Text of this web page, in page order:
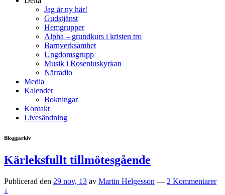
Jag är ny här!
Gudstjänst
Hemgrupper
Alpha – grundkurs i kristen tro
Barnverksamhet
Ungdomsgrupp
Musik i Roseniuskyrkan
Närradio
Media
Kalender
Bokningar
Kontakt
Livesändning
Bloggarkiv
Kärleksfullt tillmötesgående
Publicerad den 29 nov, 13 av Martin Helgesson — 2 Kommentarer
↓